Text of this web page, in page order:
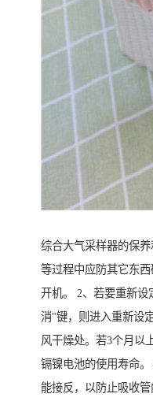
综合大气采样器的保
等过程中应防其它东
开机。 2、若要重新
消"键，则进入重新设
风干燥处。若3个月以
镉镍电池的使用寿命
能接反，以防止吸收